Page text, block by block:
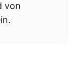
von